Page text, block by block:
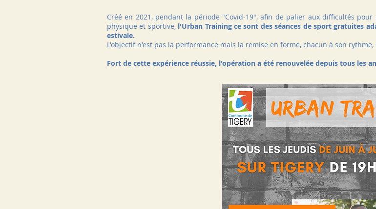
Créé en 2021, pendant la période "Covid-19", afin de palier aux difficultés
physique et sportive,l'Urban Training ce sont des séances de sport gratuites
estivale.
L'objectif n'est pas la performance mais la remise en forme, chacun à son
Fort de cette expérience réussie, l'opération a été renouvelée depuis tous les